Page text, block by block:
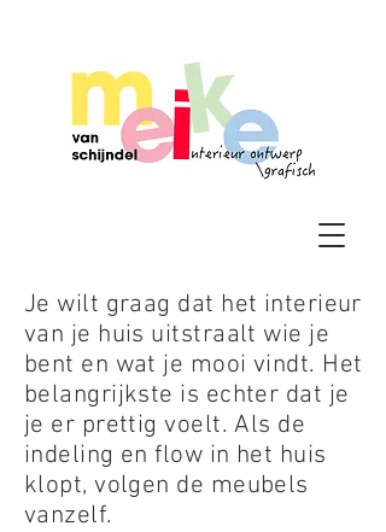
Je wilt graag dat het interieur
van je huis uitstraalt wie je
bent en wat je mooi vindt. Het
belangrijkste is echter dat je
je er prettig voelt. Als de
indeling en flow in het huis
klopt, volgen de meubels
vanzelf.